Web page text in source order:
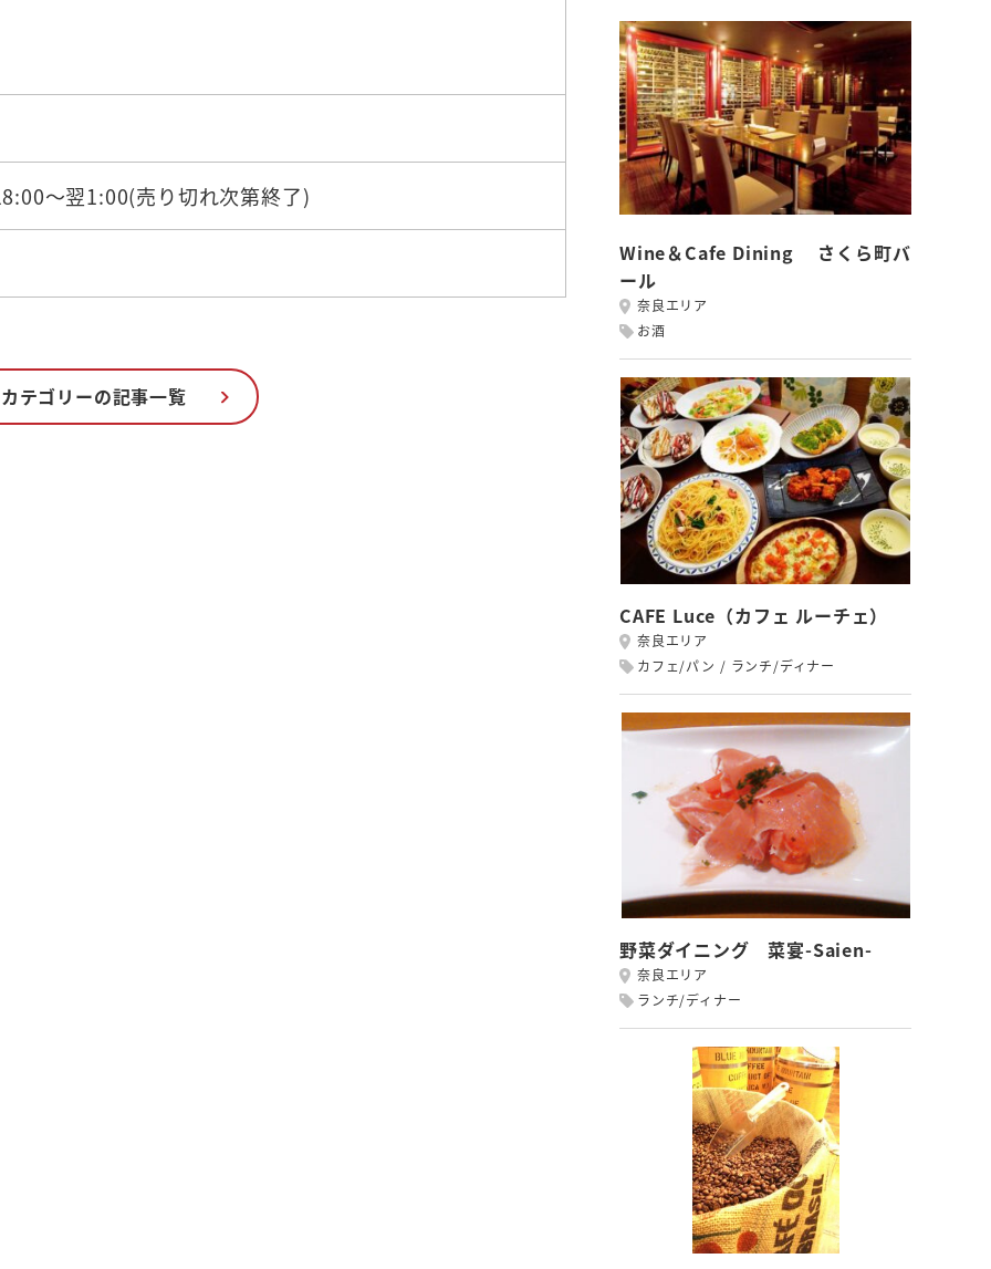
～翌1:00(売り切れ次第終了)
テゴリーの記事一覧
Wine＆Cafe Dining さくら町バ
ール
奈良エリア
お酒
CAFE Luce（カフェ ルーチェ）
奈良エリア
カフェ/パン
ランチ/ディナー
野菜ダイニング 菜宴-Saien-
奈良エリア
ランチ/ディナー